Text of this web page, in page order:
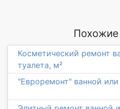
Косметический ремонт
туалета, м²
"Евроремонт" ванной или